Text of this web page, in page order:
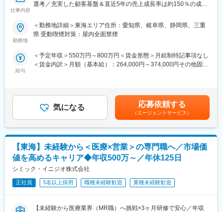
制は万全で、医療機器営業に必要な製品知識や業界の知識は入社
■ＭＩフォースの魅力：
ーがきめ細やかにフォローしますので、いつでも自信を持って営
業活動が行えます。
ができ、PMとして顧客や医師とレベルの高い関係を築くことも、
本社で事業企画や採用、社員の育成などに関わることも可能で
す。複数のプロジェクトを経験し、新たなキャリアに挑戦してい
くことを期待しています。
■勤務地：
（1）北海道：北海道
（2）東北：青森・秋田・岩手・山形・宮城・福島
（3）関東：東京・神奈川・千葉・埼玉・茨城・栃木・群馬
（5）東海：愛知・岐阜・三重・静岡
（8）中国：岡山・広島・山口・島根・鳥取
仕事内容
選考／充実した顧客基盤＆直近5年の売上成長率は約150％の成長
■職務概要
＜コンクラクトMRという働き方＞
各製薬企業のプロジェクトの一員として、配属される営業所を拠
に左右されることは、ほぼありません。様々なプロジェクトを経
験することで、幅広い製品の取り扱い経験や知識を積み、MRとし
てのスキルアップが叶う環境です。
■シミック・イニジオの強み
（1）豊富なプロジェクト数
当社は、国内CRO事業のパイオニアであり、リーディングカンパ
ニーであるシミックグループと、欧米を中心に多様なCSOサービ
スをグローバルに展開する、Inizio Engageを親会社に持つジョイ
ントベンチャーです。
規模なものから、日本市場に新規参入する企業のプロジェクトな
勤務地
＜勤務地詳細＞東海エリア住所：愛知県、岐阜県、静岡県、三重
県 受動喫煙対策：屋内全面禁煙
給与
＜予定年収＞550万円～800万円＜賃金形態＞月給制特記事項なし
＜賃金内訳＞月額（基本給）：264,000円～374,000円その他固定
を全額支給 ■賞与年2回（昨年度実績4.2ヶ月）、報酬改定年1回賃
金はあくまでも目安の金額であり、選考を通じて上下する可能性
があります。月給(月額)は固定手当を含めた表記です。
気になる 応募依頼する
（エージェントサービス）
【東海】未経験から＜医療×営業＞の専門職へ／市場価
値を高めるキャリア◆年収500万～／年休125日
シミック・イニジオ株式会社
正社員 5名以上採用 職種未経験歓迎 業種未経験歓迎
【未経験から医療業界（MR職）へ挑戦×3ヶ月研修で安心／年収